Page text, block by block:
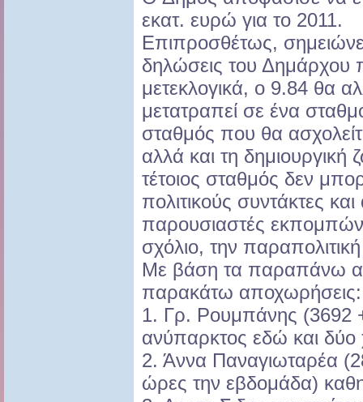
εκατ. ευρώ για το 2011.
Επιπροσθέτως,
δηλώσεις του Δημάρχου
μετεκλογικά, ο 9.84 θα
μετατραπεί σε ένα
σταθμός που θα
αλλά και τη
τέτοιος σταθμός δεν
πολιτικούς συντάκτες
παρουσιαστές εκπομπών,
σχόλιο, την
Με βάση τα παραπάνω
παρακάτω αποχωρήσεις:
1. Γρ. Ρουμπάνης (3692
ανύπαρκτος εδώ και δύο
2. Άννα Παναγιωταρέα
ώρες την εβδομάδα)